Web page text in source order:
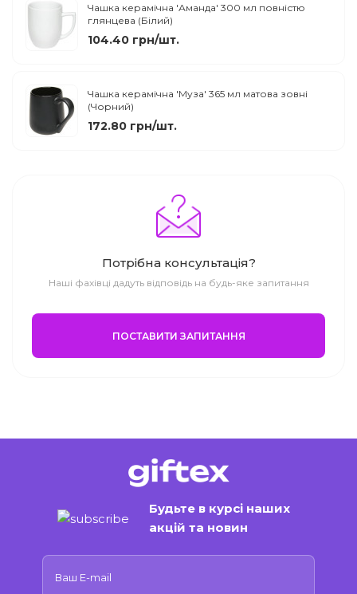
Чашка керамічна 'Аманда' 300 мл повністю
глянцева (Білий)
104.40 грн/шт.
Чашка керамічна 'Муза' 365 мл матова зовні
(Чорний)
172.80 грн/шт.
Потрібна консультація?
Наші фахівці дадуть відповідь на будь-яке запитання
ПОСТАВИТИ ЗАПИТАННЯ
Будьте в курсі наших
акцій та новин